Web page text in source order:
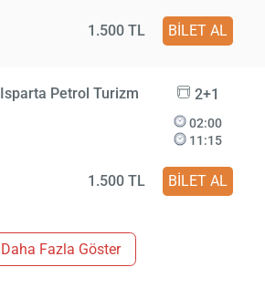
1.500 TL BİLET AL
Isparta Petrol Turizm 2+1
02:00
11:15
1.500 TL BİLET AL
Daha Fazla Göster